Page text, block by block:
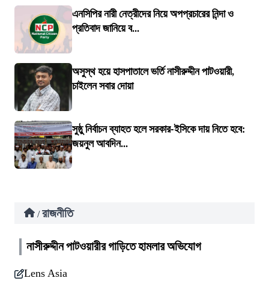
এনসিপির নারী নেত্রীদের নিয়ে অপপ্রচারের নিন্দা ও
প্রতিবাদ জানিয়ে ব...
অসুস্থ হয়ে হাসপাতালে ভর্তি নাসীরুদ্দীন পাটওয়ারী,
চাইলেন সবার দোয়া
সুষ্ঠু নির্বাচন ব্যাহত হলে সরকার-ইসিকে দায় নিতে হবে:
জয়নুল আবদিন...
/ রাজনীতি
নাসীরুদ্দীন পাটওয়ারীর গাড়িতে হামলার অভিযোগ
Lens Asia